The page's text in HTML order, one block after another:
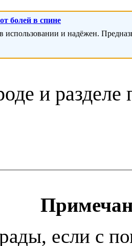
болей в спине
использовании и надёжен.
и
если с